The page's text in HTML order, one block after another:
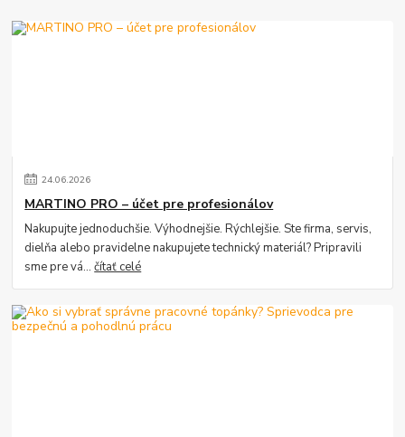
24.06.2026
MARTINO PRO – účet pre profesionálov
Nakupujte jednoduchšie. Výhodnejšie. Rýchlejšie. Ste firma, servis,
dielňa alebo pravidelne nakupujete technický materiál? Pripravili
sme pre vá...čítať celé